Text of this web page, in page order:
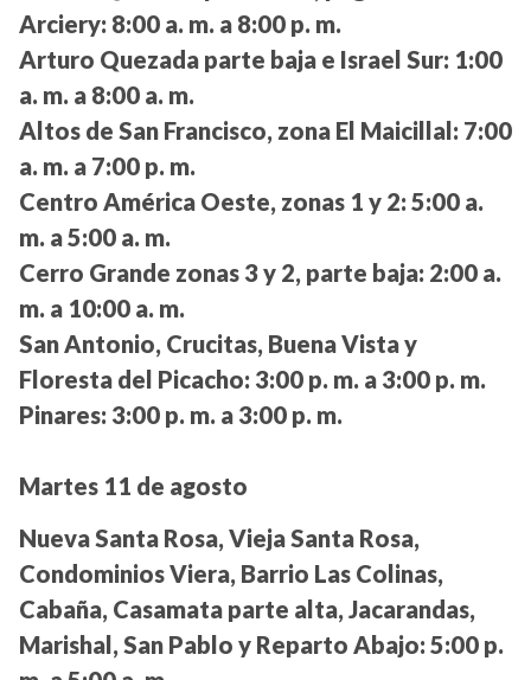
Arciery: 8:00 a. m. a 8:00 p. m.
Arturo Quezada parte baja e Israel Sur: 1:00
a. m. a 8:00 a. m.
Altos de San Francisco, zona El Maicillal: 7:00
a. m. a 7:00 p. m.
Centro América Oeste, zonas 1 y 2: 5:00 a.
m. a 5:00 a. m.
Cerro Grande zonas 3 y 2, parte baja: 2:00 a.
m. a 10:00 a. m.
San Antonio, Crucitas, Buena Vista y
Floresta del Picacho: 3:00 p. m. a 3:00 p. m.
Pinares: 3:00 p. m. a 3:00 p. m.
Martes 11 de agosto
Nueva Santa Rosa, Vieja Santa Rosa,
Condominios Viera, Barrio Las Colinas,
Cabaña, Casamata parte alta, Jacarandas,
Marishal, San Pablo y Reparto Abajo: 5:00 p.